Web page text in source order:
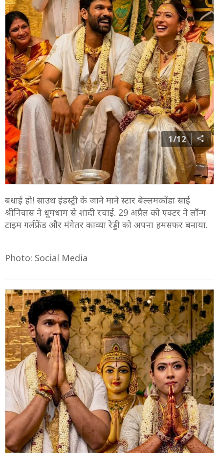
1/12
बधाई हो! साउथ इंडस्ट्री के जाने माने स्टार बेल्लमकोंडा साई
श्रीनिवास ने धूमधाम से शादी रचाई. 29 अप्रैल को एक्टर ने लॉन्ग
टाइम गर्लफ्रेंड और मंगेतर काव्या रेड्डी को अपना हमसफर बनाया.
Photo: Social Media